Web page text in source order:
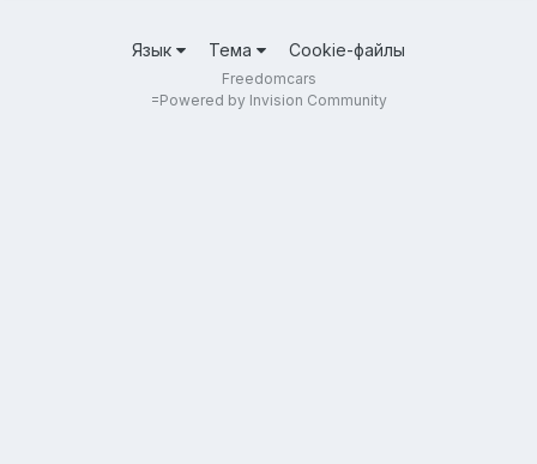
Язык Тема Cookie-файлы
Freedomcars
=Powered by Invision Community